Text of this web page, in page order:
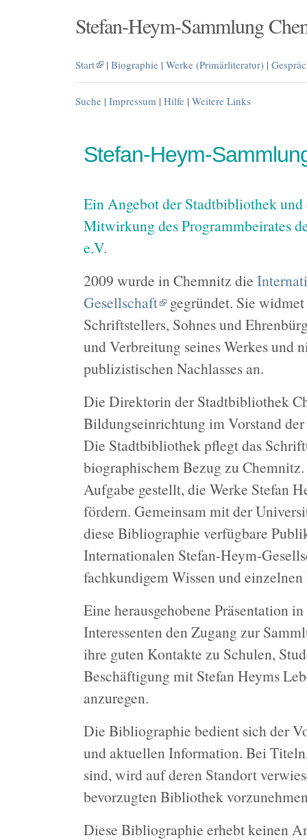
Stefan-Heym-Sammlung
Start | Biographie | Werke (Primärliteratur) |
Suche | Impressum | Hilfe | Weitere Links
Stefan-Heym-
Ein Angebot der Stadtbibliothek
Mitwirkung des Programmbeirates
e.V.
2009 wurde in Chemnitz die
Gesellschaft
gegründet. Sie
Schriftstellers, Sohnes und
und Verbreitung seines Werkes und
publizistischen Nachlasses an.
Die Direktorin der Stadtbibliothek
Bildungseinrichtung im Vorstand
Die Stadtbibliothek pflegt das
biographischem Bezug zu
Aufgabe gestellt, die Werke Stefan
fördern. Gemeinsam mit der
diese Bibliographie verfügbare
Internationalen Stefan-Heym-
fachkundigem Wissen und
Eine herausgehobene Präsentation
Interessenten den Zugang zur
ihre guten Kontakte zu Schulen,
Beschäftigung mit Stefan Heyms
anzuregen.
Die Bibliographie bedient sich der
und aktuellen Information. Bei
sind, wird auf deren Standort
bevorzugten Bibliothek
Diese Bibliographie erhebt keinen